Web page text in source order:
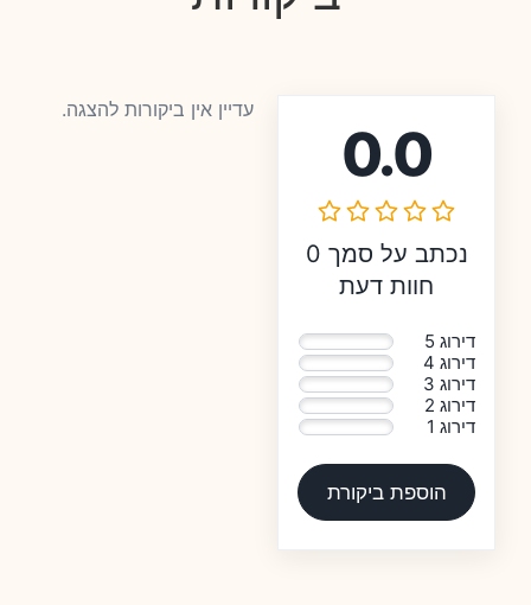
0.0
נכתב על סמך 0
חוות דעת
0%
0%
0%
0%
0%
הוספת ביקורת
עדיין אין ביקורות להצגה.